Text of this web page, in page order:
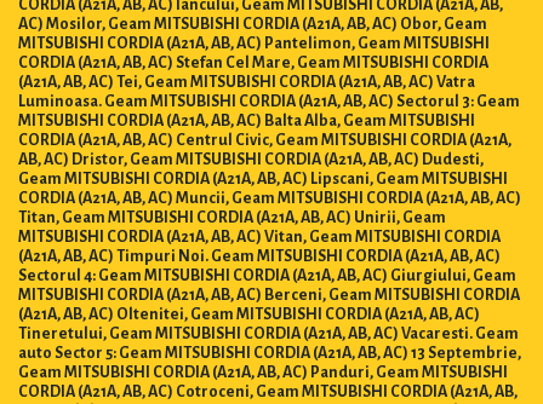
AC) Mosilor, Geam MITSUBISHI CORDIA (A21A, AB, AC) Obor, Geam
MITSUBISHI CORDIA (A21A, AB, AC) Pantelimon, Geam MITSUBISHI
CORDIA (A21A, AB, AC) Stefan Cel Mare, Geam MITSUBISHI CORDIA
(A21A, AB, AC) Tei, Geam MITSUBISHI CORDIA (A21A, AB, AC) Vatra
Luminoasa. Geam MITSUBISHI CORDIA (A21A, AB, AC) Sectorul 3: Geam
MITSUBISHI CORDIA (A21A, AB, AC) Balta Alba, Geam MITSUBISHI
CORDIA (A21A, AB, AC) Centrul Civic, Geam MITSUBISHI CORDIA (A21A,
AB, AC) Dristor, Geam MITSUBISHI CORDIA (A21A, AB, AC) Dudesti,
Geam MITSUBISHI CORDIA (A21A, AB, AC) Lipscani, Geam MITSUBISHI
CORDIA (A21A, AB, AC) Muncii, Geam MITSUBISHI CORDIA (A21A, AB, AC)
Titan, Geam MITSUBISHI CORDIA (A21A, AB, AC) Unirii, Geam
MITSUBISHI CORDIA (A21A, AB, AC) Vitan, Geam MITSUBISHI CORDIA
(A21A, AB, AC) Timpuri Noi. Geam MITSUBISHI CORDIA (A21A, AB, AC)
Sectorul 4: Geam MITSUBISHI CORDIA (A21A, AB, AC) Giurgiului, Geam
MITSUBISHI CORDIA (A21A, AB, AC) Berceni, Geam MITSUBISHI CORDIA
(A21A, AB, AC) Oltenitei, Geam MITSUBISHI CORDIA (A21A, AB, AC)
Tineretului, Geam MITSUBISHI CORDIA (A21A, AB, AC) Vacaresti. Geam
auto Sector 5: Geam MITSUBISHI CORDIA (A21A, AB, AC) 13 Septembrie,
Geam MITSUBISHI CORDIA (A21A, AB, AC) Panduri, Geam MITSUBISHI
CORDIA (A21A, AB, AC) Cotroceni, Geam MITSUBISHI CORDIA (A21A, AB,